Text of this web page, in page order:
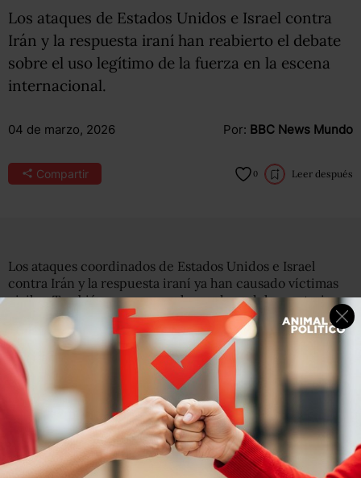
Los ataques de Estados Unidos e Israel contra
Irán y la respuesta iraní han reabierto el debate
sobre el uso legítimo de la fuerza en la escena
internacional.
04 de marzo, 2026 Por: BBC News Mundo
Compartir 0 Leer después
Los ataques coordinados de Estados Unidos e Israel
contra Irán y la respuesta iraní ya han causado víctimas
civiles. También provocaron la condena del secretario
general de Naciones Unidas, António Guterres, quien
instó a todas las partes a respetar el derecho
internacional.
Ambos bandos afirman que sus acciones armadas están
justificadas, pero para verificar si los ataques iniciales
contra Irán fueron legales debemos remontarnos a los
estándares del derecho internacional que la mayoría de
países acordaron, después de los horrores de la Segunda